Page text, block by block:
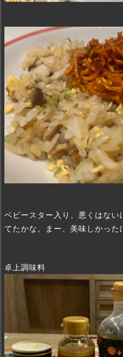
ベビースター入り、悪くはない
てたかな。まー、美味しかった
卓上調味料